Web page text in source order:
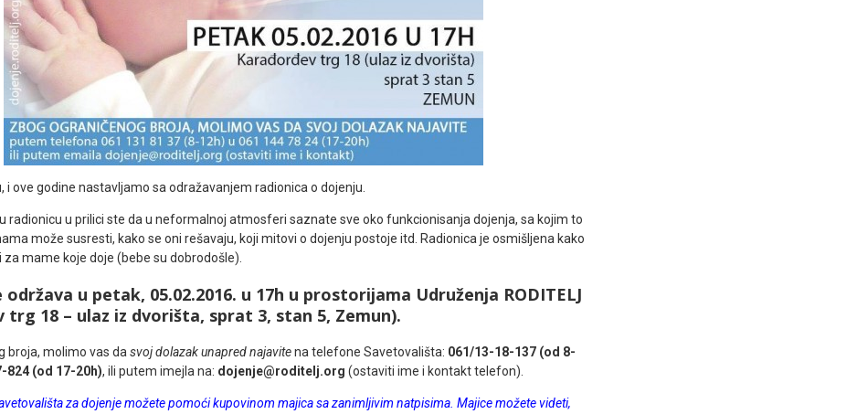
i ove godine nastavljamo sa odražavanjem radionica o dojenju.
radionicu u prilici ste da u neformalnoj atmosferi saznate sve oko funkcionisanja dojenja, sa kojim to
može susresti, kako se oni rešavaju, koji mitovi o dojenju postoje itd. Radionica je osmišljena kako
mame koje doje (bebe su dobrodošle).
održava u petak, 05.02.2016. u 17h u prostorijama Udruženja RODITELJ
trg 18 – ulaz iz dvorišta, sprat 3, stan 5, Zemun).
broja, molimo vas da svoj dolazak unapred najavitena telefone Savetovališta: 061/13-18-137 (od 8-
824 (od 17-20h), ili putem imejla na: dojenje@roditelj.org (ostaviti ime i kontakt telefon).
za dojenje možete pomoći kupovinom majica sa zanimljivim natpisima. Majice možete videti,